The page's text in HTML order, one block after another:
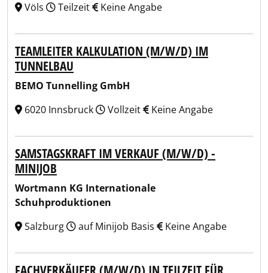
Völs
Teilzeit Keine Angabe
TEAMLEITER KALKULATION (M/W/D) IM
TUNNELBAU
BEMO Tunnelling GmbH
6020 Innsbruck
Vollzeit Keine Angabe
SAMSTAGSKRAFT IM VERKAUF (M/W/D) -
MINIJOB
Wortmann KG Internationale
Schuhproduktionen
Salzburg
auf Minijob Basis Keine Angabe